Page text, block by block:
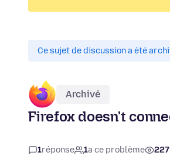
Ce sujet de discussion a été
Archivé
Firefox doesn't
1réponse 1a ce problème 227